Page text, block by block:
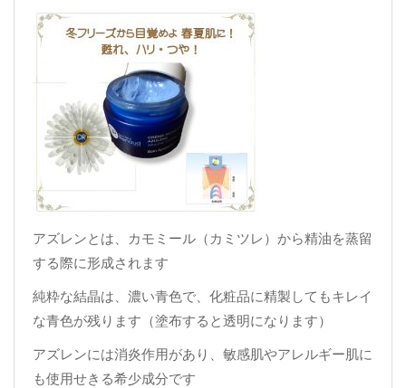
アズレンとは、カモミール（カミツレ）から精油を蒸留
する際に形成されます
純粋な結晶は、濃い青色で、化粧品に精製してもキレイ
な青色が残ります（塗布すると透明になります）
アズレンには消炎作用があり、敏感肌やアレルギー肌に
も使用せきる希少成分です